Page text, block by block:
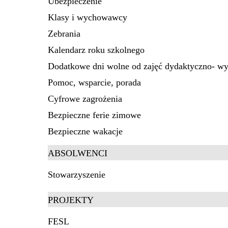
Klasy i wychowawcy
Zebrania
Kalendarz roku szkolnego
Dodatkowe dni wolne od zajęć dydaktyczno-
Pomoc, wsparcie, porada
Cyfrowe zagrożenia
Bezpieczne ferie zimowe
Bezpieczne wakacje
ABSOLWENCI
Stowarzyszenie
PROJEKTY
FESL